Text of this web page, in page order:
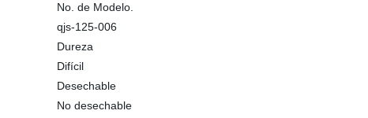
No. de Modelo.
qjs-125-006
Dureza
Difícil
Desechable
No desechable